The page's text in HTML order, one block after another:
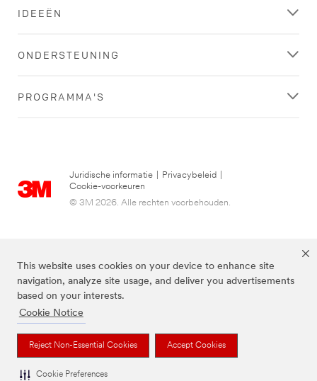
This website uses cookies on your device to enhance site
navigation, analyze site usage, and deliver you advertisements
based on your interests.
Cookie Notice
Reject Non-Essential Cookies Accept Cookies
Cookie Preferences
IDEEËN
ONDERSTEUNING
PROGRAMMA'S
Juridische informatie Privacybeleid
Cookie-voorkeuren
© 3M 2026. Alle rechten voorbehouden.
3M, Post-it® en de kleur Canary Yellow™ zijn handelsmerken van 3M.